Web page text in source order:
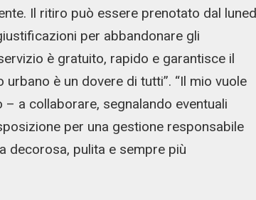
Il ritiro può essere prenotato dal
per abbandonare gli
è gratuito, rapido e garantisce il
è un dovere di tutti”. “Il mio vuole
a collaborare, segnalando eventuali
per una gestione responsabile
decorosa, pulita e sempre più